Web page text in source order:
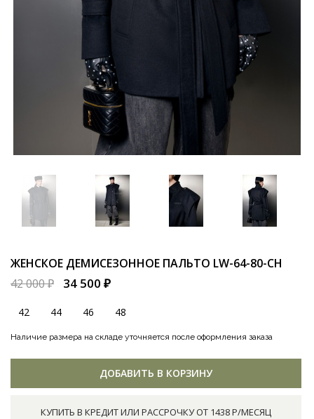
ЖЕНСКОЕ ДЕМИСЕЗОННОЕ ПАЛЬТО LW-64-80-CH
42 000 ₽
34 500 ₽
42 44 46 48
Наличие размера на складе уточняется после оформления заказа
ДОБАВИТЬ В КОРЗИНУ
КУПИТЬ В КРЕДИТ ИЛИ РАССРОЧКУ ОТ 1438 Р/МЕСЯЦ